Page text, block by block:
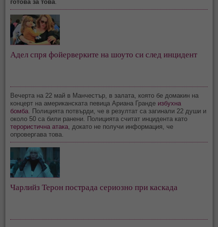
готова за това
Адел спря фойерверките на шоуто си след инцидент
Вечерта на 22 май в Манчестър, в залата, която бе домакин на
концерт на американската певица Ариана Гранде избухна
бомба . Полицията потвърди, че в резултат са загинали 22 души и
около 50 са били ранени. Полицията считат инцидента като
терористична атака , докато не получи информация, че
опровергава това.
Чарлийз Терон пострада сериозно при каскада